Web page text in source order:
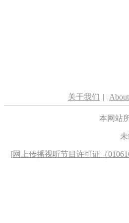
关于我们 |
本网站
[网上传播视听节目许可证（